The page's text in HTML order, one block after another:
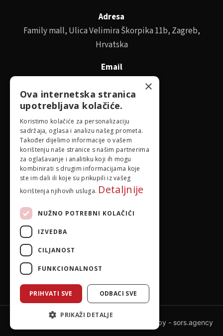
Adresa
Family mall, Ulica Velimira Škorpika 11b, Zagreb,
Hrvatska
Email
id@idejadoma.com
Izbornik
O nama
Pravila privatnosti
Powered by - sors.agency
×
Ova internetska stranica
upotrebljava kolačiće.
Koristimo kolačiće za personalizaciju
sadržaja, oglasa i analizu našeg prometa.
Također dijelimo informacije o vašem
korištenju naše stranice s našim partnerima
za oglašavanje i analitiku koji ih mogu
kombinirati s drugim informacijama koje
ste im dali ili koje su prikupili iz vašeg
korištenja njihovih usluga. Detaljnije
NUŽNO POTREBNI KOLAČIĆI
IZVEDBA
CILJANOST
FUNKCIONALNOST
PRIHVATI SVE ODBACI SVE
PRIKAŽI DETALJE